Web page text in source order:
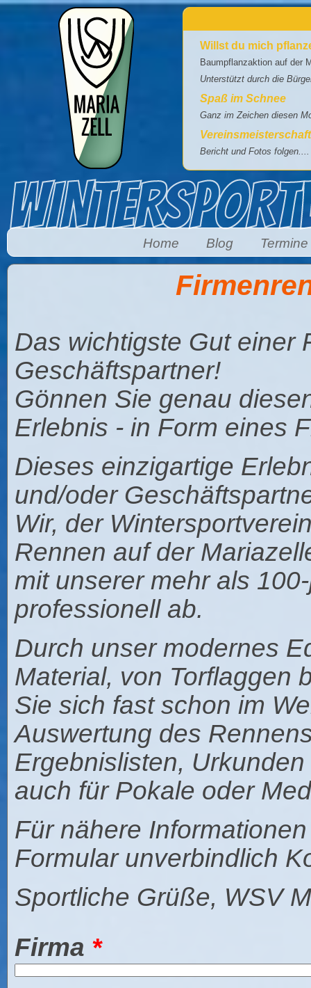
Direkt zum Inhalt
Willst du mich
Baumpflanzaktion auf der
Unterstützt durch die
Spaß im Schnee
Ganz im Zeichen diesen
Bericht und Fotos folgen....
Home Blog Termine
Das wichtigste Gut einer
Geschäftspartner!
Gönnen Sie genau
Erlebnis - in Form eines
Dieses einzigartige
und/oder
Wir, der
Rennen auf der
mit unserer mehr als
professionell ab.
Durch unser modernes
Material, von Torflaggen
Sie sich fast schon im
Auswertung des
Ergebnislisten,
auch für Pokale oder
Für nähere
Formular unverbindlich
Sportliche Grüße, WSV
Firma *